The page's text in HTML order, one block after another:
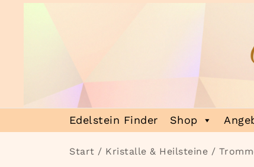
Heilsteinmagie
Lass dich verzaubern
Edelstein Finder Shop
Start / Kristalle & Heilsteine /